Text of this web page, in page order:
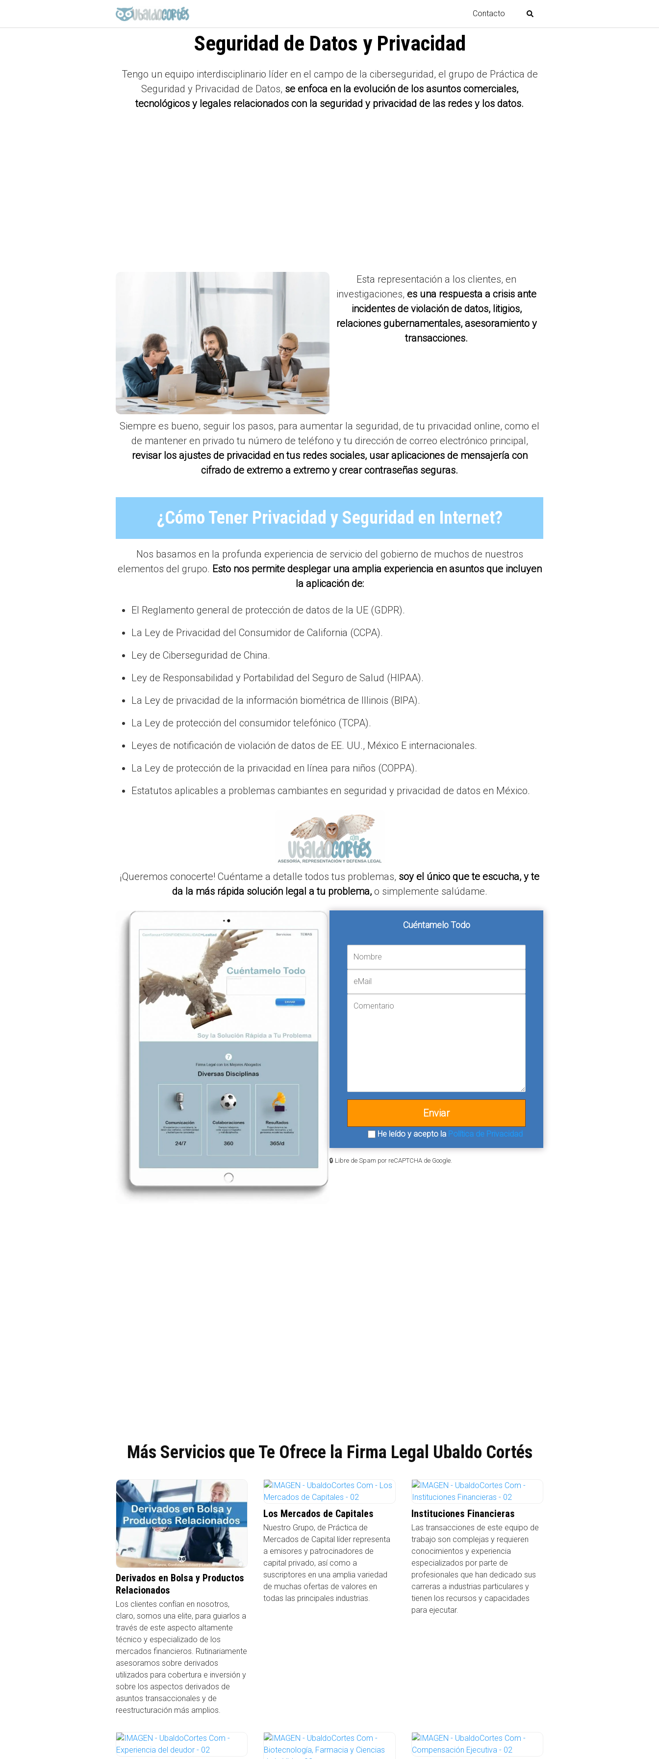
contenido
Contacto
Seguridad de Datos y Privacidad
Tengo un equipo interdisciplinario líder en el campo de la ciberseguridad, el grupo de Práctica de
Seguridad y Privacidad de Datos, se enfoca en la evolución de los asuntos comerciales,
tecnológicos y legales relacionados con la seguridad y privacidad de las redes y los datos.
Esta representación a los clientes, en
investigaciones, es una respuesta a crisis ante
incidentes de violación de datos, litigios,
relaciones gubernamentales, asesoramiento y
transacciones.
Siempre es bueno, seguir los pasos, para aumentar la seguridad, de tu privacidad online, como el
de mantener en privado tu número de teléfono y tu dirección de correo electrónico principal,
revisar los ajustes de privacidad en tus redes sociales, usar aplicaciones de mensajería con
cifrado de extremo a extremo y crear contraseñas seguras.
¿Cómo Tener Privacidad y Seguridad en Internet?
Nos basamos en la profunda experiencia de servicio del gobierno de muchos de nuestros
elementos del grupo. Esto nos permite desplegar una amplia experiencia en asuntos que incluyen
la aplicación de:
El Reglamento general de protección de datos de la UE (GDPR).
La Ley de Privacidad del Consumidor de California (CCPA).
Ley de Ciberseguridad de China.
Ley de Responsabilidad y Portabilidad del Seguro de Salud (HIPAA).
La Ley de privacidad de la información biométrica de Illinois (BIPA).
La Ley de protección del consumidor telefónico (TCPA).
Leyes de notificación de violación de datos de EE. UU., México E internacionales.
La Ley de protección de la privacidad en línea para niños (COPPA).
Estatutos aplicables a problemas cambiantes en seguridad y privacidad de datos en México.
¡Queremos conocerte! Cuéntame a detalle todos tus problemas, soy el único que te escucha, y te
da la más rápida solución legal a tu problema,o simplemente salúdame.
Cuéntamelo Todo
He leído y acepto la Política de Privacidad
🔒 Libre de Spam por reCAPTCHA de Google.
Más Servicios que Te Ofrece la Firma Legal Ubaldo Cortés
Derivados en Bolsa y Productos
Relacionados
Los clientes confían en nosotros,
claro, somos una elite, para guiarlos a
través de este aspecto altamente
técnico y especializado de los
mercados financieros. Rutinariamente
asesoramos sobre derivados
utilizados para cobertura e inversión y
sobre los aspectos derivados de
asuntos transaccionales y de
reestructuración más amplios.
Los Mercados de Capitales
Nuestro Grupo, de Práctica de
Mercados de Capital líder representa
a emisores y patrocinadores de
capital privado, así como a
suscriptores en una amplia variedad
de muchas ofertas de valores en
todas las principales industrias.
Instituciones Financieras
Las transacciones de este equipo de
trabajo son complejas y requieren
conocimientos y experiencia
especializados por parte de
profesionales que han dedicado sus
carreras a industrias particulares y
tienen los recursos y capacidades
para ejecutar.